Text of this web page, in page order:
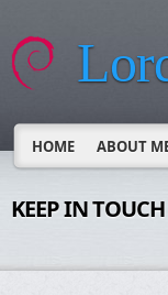
HOME ABOUT
KEEP IN TOUCH